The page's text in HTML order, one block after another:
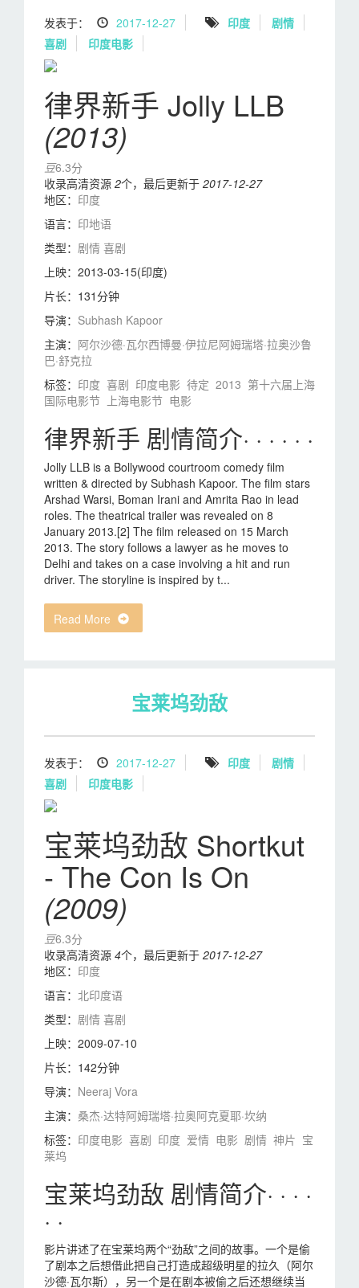
发表于： 2017-12-27 印度
剧情
喜剧
印度电影
律界新手 Jolly LLB
(2013)
豆6.3分
收录高清资源 2个，最后更新于 2017-12-27
地区： 印度
语言： 印地语
类型： 剧情 喜剧
上映： 2013-03-15(印度)
片长： 131分钟
导演： Subhash Kapoor
主演： 阿尔沙德·瓦尔西博曼·伊拉尼阿姆瑞塔·拉奥沙鲁
巴·舒克拉
标签： 印度 喜剧 印度电影 待定 2013 第十六届上海
国际电影节
上海电影节 电影
律界新手 剧情简介· · · · · ·
Jolly LLB is a Bollywood courtroom comedy film
written & directed by Subhash Kapoor. The film stars
Arshad Warsi, Boman Irani and Amrita Rao in lead
roles. The theatrical trailer was revealed on 8
January 2013.[2] The film released on 15 March
2013. The story follows a lawyer as he moves to
Delhi and takes on a case involving a hit and run
driver. The storyline is inspired by t...
Read More
宝莱坞劲敌
发表于： 2017-12-27 印度
剧情
喜剧
印度电影
宝莱坞劲敌 Shortkut
- The Con Is On
(2009)
豆6.3分
收录高清资源 4个，最后更新于 2017-12-27
地区： 印度
语言： 北印度语
类型： 剧情 喜剧
上映： 2009-07-10
片长： 142分钟
导演： Neeraj Vora
主演： 桑杰·达特阿姆瑞塔·拉奥阿克夏耶·坎纳
标签： 印度电影 喜剧 印度 爱情 电影 剧情 神片 宝
莱坞
宝莱坞劲敌 剧情简介· · · ·
· ·
影片讲述了在宝莱坞两个“劲敌”之间的故事。一个是偷
了剧本之后想借此把自己打造成超级明星的拉久（阿尔
沙德·瓦尔斯），另一个是在剧本被偷之后还想继续当